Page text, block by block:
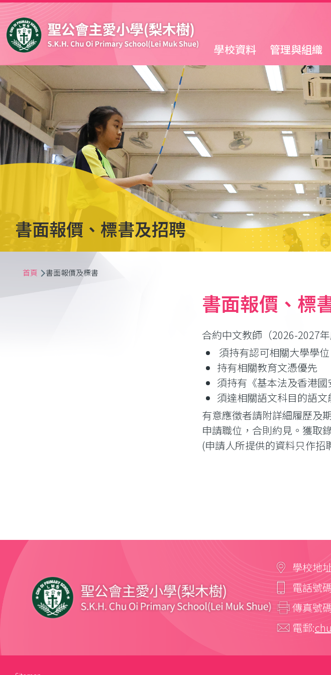
移至主內容
學校資料 管理與組織
書面報價、標書及招聘
導
首頁 書面報價及標書
書面報價、標
合約中文教師（2026-2027年
須持有認可相關大學學位
持有相關教育文憑優先
須持有《基本法及香港
須達相關語文科目的語文
有意應徵者請附詳細履歷及
申請職位，合則約見。獲取
(申請人所提供的資料只作招
學校地
電話號
傳真號
電郵: